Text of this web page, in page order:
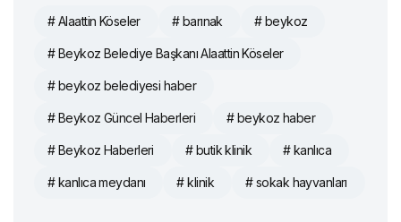
# Alaattin Köseler # barınak # beykoz
# Beykoz Belediye Başkanı Alaattin Köseler
# beykoz belediyesi haber
# Beykoz Güncel Haberleri # beykoz haber
# Beykoz Haberleri # butik klinik # kanlıca
# kanlıca meydanı # klinik # sokak hayvanları